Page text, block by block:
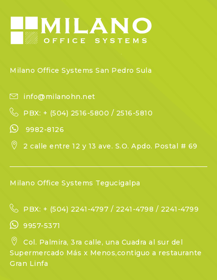
Milano Office Systems San Pedro Sula
info@milanohn.net
PBX: + (504) 2516-5800 / 2516-5810
9982-8126
2 calle entre 12 y 13 ave. S.O. Apdo. Postal # 69
Milano Office Systems Tegucigalpa
PBX: + (504) 2241-4797 / 2241-4798 / 2241-4799
9957-5371
Col. Palmira, 3ra calle, una Cuadra al sur del
Supermercado Más x Menos,contiguo a restaurante
Gran Linfa